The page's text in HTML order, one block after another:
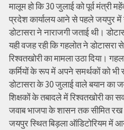
मालूम हो कि 30 जुलाई को पूर्व मंत्री
प्रदेश कार्यालय आने से पहले जयपुर
डोटासरा ने नाराजगी जताई थी।
यही वजह रही कि गहलोत ने डोटासरा
रिश्वतखोरी का मामला उठा दिया।
कर्मियों के रूप में अपने समर्थकों को
डोटासरा के 30 जुलाई वाले बयान का
शिक्षकों के तबादले में रिश्वतखोरी का
जवाब भाजपा के शासन तक सीमित
जयपुर स्थित बिड़ला ऑडिटोरियम में